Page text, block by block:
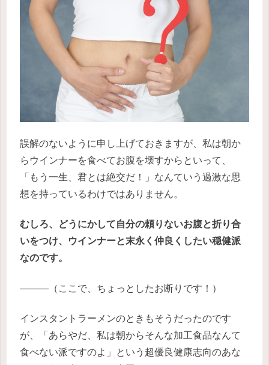
誤解のないように申し上げておきますが、私は朝か
らウインナーを食べてお腹を壊すからといって、
「もう一生、君とは絶交だ！」なんていう過激な思
想を持っているわけではありません。
むしろ、どうにかして自分の頼りないお腹と折り合
いをつけ、ウインナーと末永く仲良くしたい穏健派
なのです。
———（ここで、ちょっとしたお断りです！）
インスタントラーメンのときもそうだったのです
が、「あらやだ、私は朝からそんな加工食品なんて
食べない派ですのよ」という超優良健康志向のあな